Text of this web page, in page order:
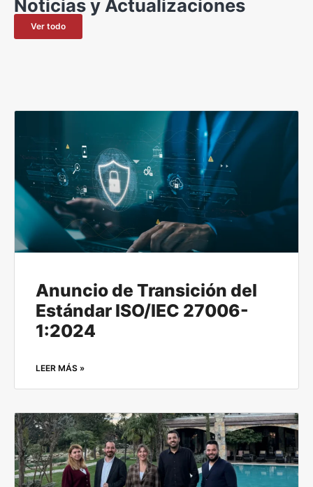
Noticias y Actualizaciones
Ver todo
Anuncio de Transición del
Estándar ISO/IEC 27006-
1:2024
LEER MÁS »